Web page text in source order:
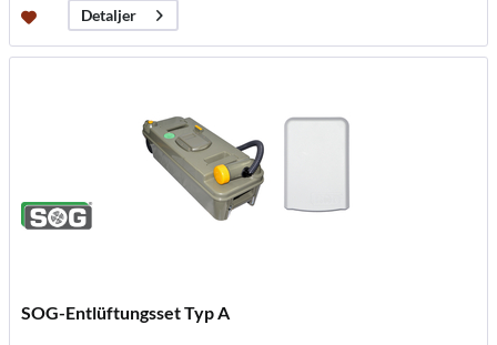
Detaljer
SOG-Entlüftungsset Typ A